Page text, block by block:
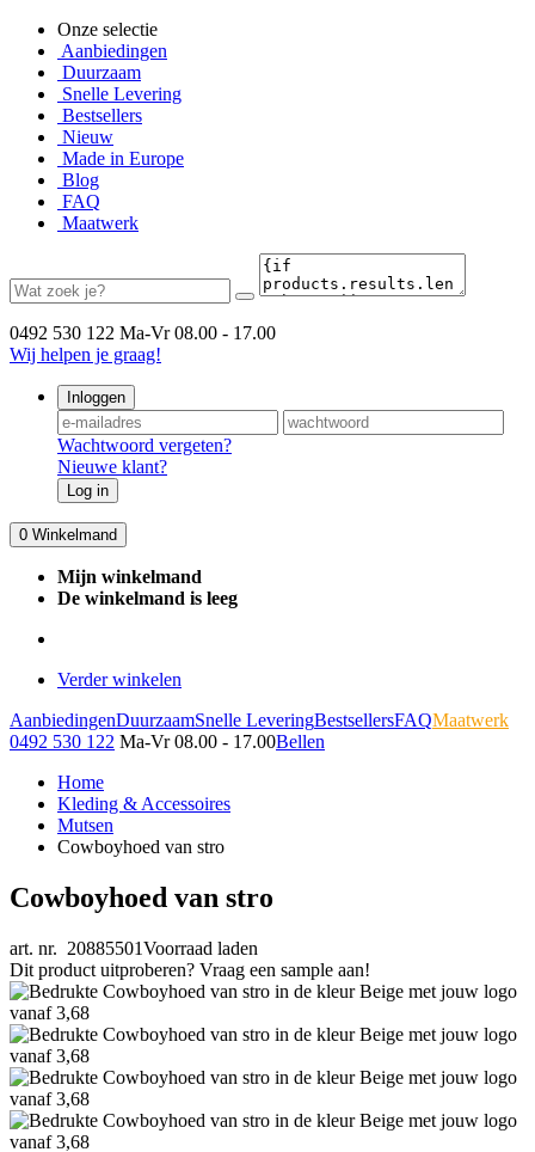
Onze selectie
Aanbiedingen
Duurzaam
Snelle Levering
Bestsellers
Nieuw
Made in Europe
Blog
FAQ
Maatwerk
0492 530 122 Ma-Vr 08.00 - 17.00
Wij helpen je graag!
Inloggen
Wachtwoord vergeten?
Nieuwe klant?
Log in
0 Winkelmand
Mijn winkelmand
De winkelmand is leeg
Verder winkelen
AanbiedingenDuurzaamSnelle LeveringBestsellersFAQMaatwerk
0492 530 122 Ma-Vr 08.00 - 17.00Bellen
Home
Kleding & Accessoires
Mutsen
Cowboyhoed van stro
Cowboyhoed van stro
art. nr. 20885501Voorraad laden
Dit product uitproberen? Vraag een sample aan!